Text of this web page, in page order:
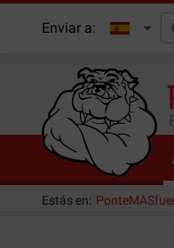
Enviar a:
Estás en: